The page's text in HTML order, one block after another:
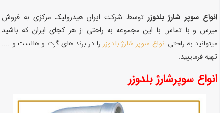
انواع سوپر شارژ بلدوزرتوسط شرکت ایران هیدرولیک مرکزی به فروش
میرس و با تماس با این مجموعه به راحتی از هر کجای ایران که باشید
میتوانید به راحتی انواع سوپر شارژ بلدوزر را در برند های گرت و هالست و ....
تهیه فرماییید.
انواع سوپرشارژ بلدوزر